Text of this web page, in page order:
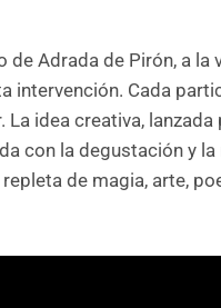
Adrada de Pirón, a la
intervención. Cada
idea creativa, lanzada
con la degustación y
de magia, arte,